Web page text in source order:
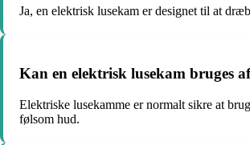
Ja, en elektrisk lusekam er designet til at
Kan en elektrisk lusekam bruges
Elektriske lusekamme er normalt sikre at
følsom hud.